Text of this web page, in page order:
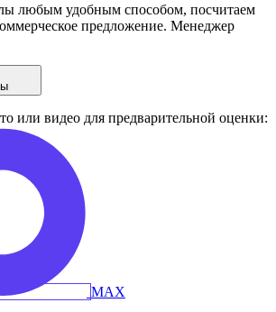
любым удобным способом, посчитаем
предложение. Менеджер
или видео для предварительной оценки: